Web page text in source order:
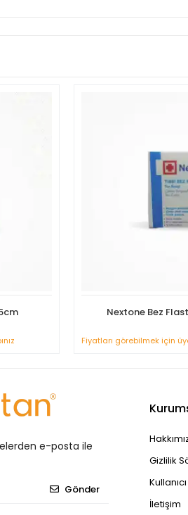
Nextone Bez
Fiyatları görebilmek için
e-posta ile
Gönder
Gizlilik
İletişim